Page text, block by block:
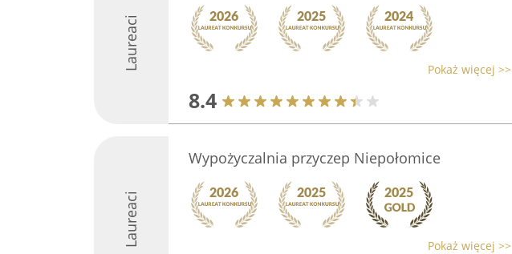
Laureaci Pokaż więcej >>
8.4
Laureaci
Wypożyczalnia przyczep Niepołomice
Pokaż więcej >>